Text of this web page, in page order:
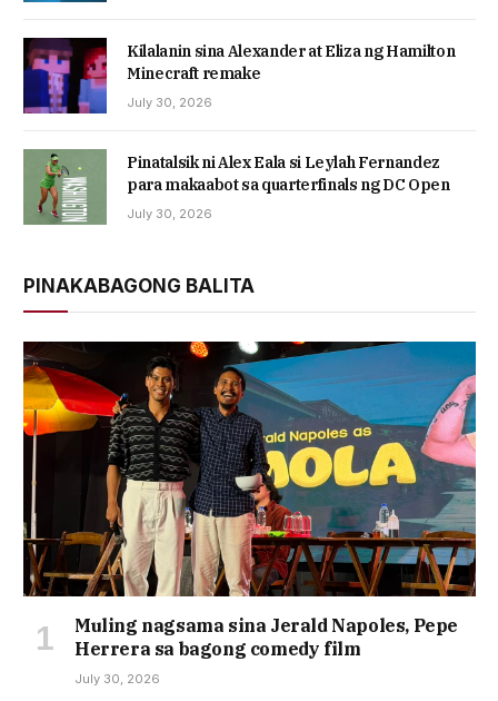
Kilalanin sina Alexander at Eliza ng Hamilton
Minecraft remake
July 30, 2026
Pinatalsik ni Alex Eala si Leylah Fernandez
para makaabot sa quarterfinals ng DC Open
July 30, 2026
PINAKABAGONG BALITA
Muling nagsama sina Jerald Napoles, Pepe
Herrera sa bagong comedy film
July 30, 2026